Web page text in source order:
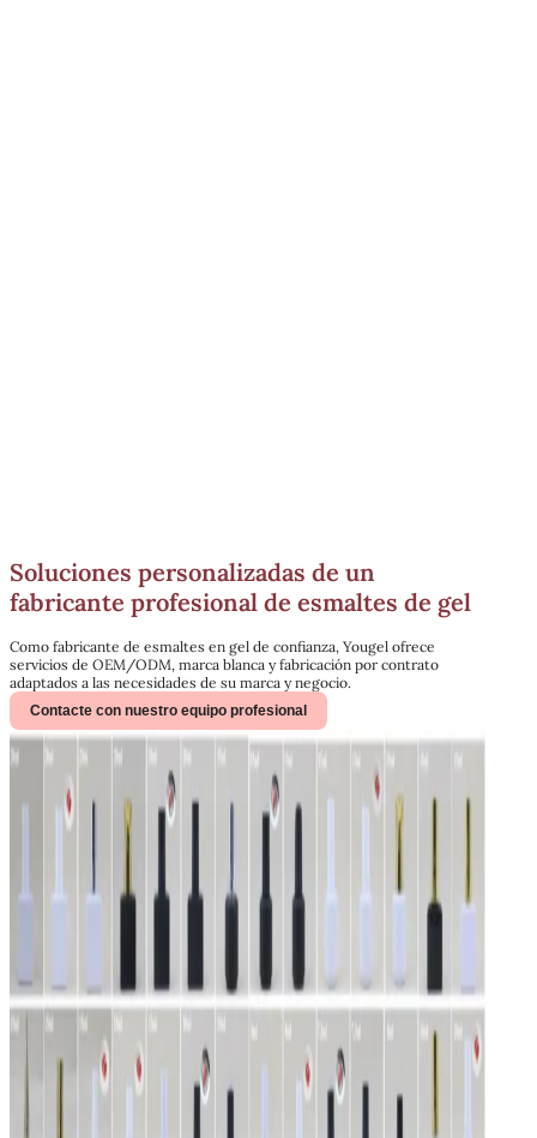
Soluciones personalizadas de un
fabricante profesional de esmaltes de gel
Como fabricante de esmaltes en gel de confianza, Yougel ofrece
servicios de OEM/ODM, marca blanca y fabricación por contrato
adaptados a las necesidades de su marca y negocio.
Contacte con nuestro equipo profesional